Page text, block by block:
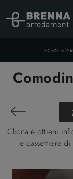
HOME >
Clicca e ottieni
e cassettiere